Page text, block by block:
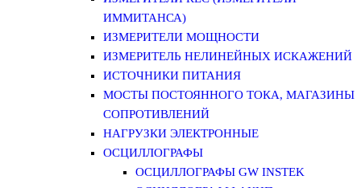
ИММИТАНСА)
ИЗМЕРИТЕЛИ МОЩНОСТИ
ИЗМЕРИТЕЛЬ НЕЛИНЕЙНЫХ ИСКАЖЕНИЙ
ИСТОЧНИКИ ПИТАНИЯ
МОСТЫ ПОСТОЯННОГО ТОКА, МАГАЗИНЫ
СОПРОТИВЛЕНИЙ
НАГРУЗКИ ЭЛЕКТРОННЫЕ
ОСЦИЛЛОГРАФЫ
ОСЦИЛЛОГРАФЫ GW INSTEK